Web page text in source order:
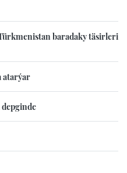
baradaky täsirleri
atarýar